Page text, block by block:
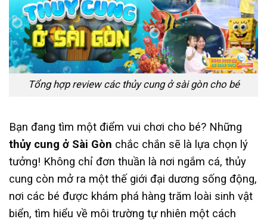
Tổng hợp review các thủy cung ở sài gòn cho bé
Bạn đang tìm một điểm vui chơi cho bé? Những
thủy cung ở Sài Gòn chắc chắn sẽ là lựa chọn lý
tưởng! Không chỉ đơn thuần là nơi ngắm cá, thủy
cung còn mở ra một thế giới đại dương sống động,
nơi các bé được khám phá hàng trăm loài sinh vật
biển, tìm hiểu về môi trường tự nhiên một cách